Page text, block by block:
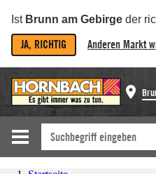
Ist Brunn am Gebirge der
JA, RICHTIG Anderen Markt